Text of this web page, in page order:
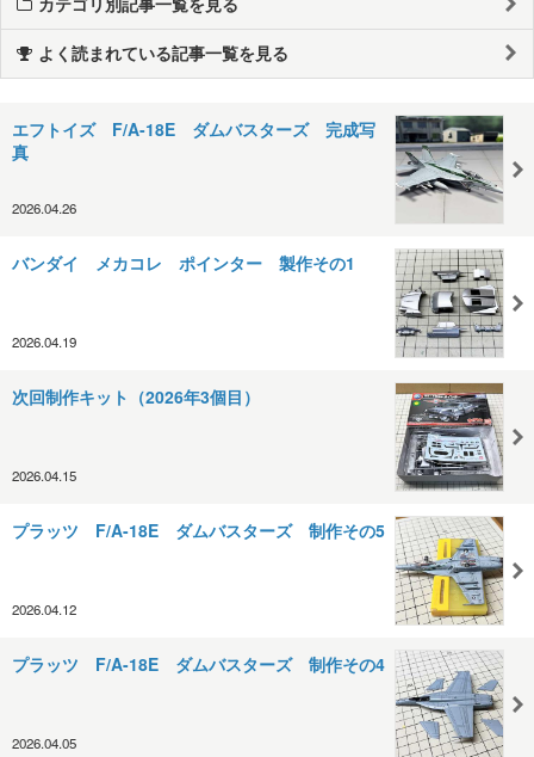
よく読まれている記事一覧を見る
エフトイズ F/A-18E ダムバスターズ 完成写
真
2026.04.26
バンダイ メカコレ ポインター 製作その1
2026.04.19
次回制作キット（2026年3個目）
2026.04.15
プラッツ F/A-18E ダムバスターズ 制作その5
2026.04.12
プラッツ F/A-18E ダムバスターズ 制作その4
2026.04.05